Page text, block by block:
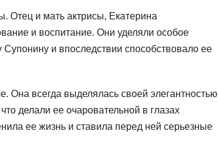
Отец и мать актрисы, Екатерина
и воспитание. Они уделяли особое
и впоследствии способствовало ее
Она всегда выделялась своей элегантностью
делали ее очаровательной в глазах
ее жизнь и ставила перед ней серьезные